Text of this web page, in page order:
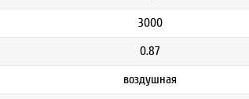
3000
0.87
воздушная